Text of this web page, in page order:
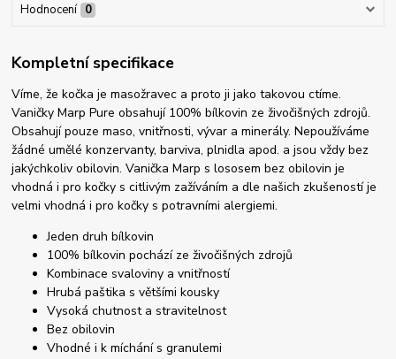
Hodnocení 0
Kompletní specifikace
Víme, že kočka je masožravec a proto ji jako takovou ctíme.
Vaničky Marp Pure obsahují 100% bílkovin ze živočišných zdrojů.
Obsahují pouze maso, vnitřnosti, vývar a minerály. Nepoužíváme
žádné umělé konzervanty, barviva, plnidla apod. a jsou vždy bez
jakýchkoliv obilovin. Vanička Marp s lososem bez obilovin je
vhodná i pro kočky s citlivým zažíváním a dle našich zkušeností je
velmi vhodná i pro kočky s potravními alergiemi.
Jeden druh bílkovin
100% bílkovin pochází ze živočišných zdrojů
Kombinace svaloviny a vnitřností
Hrubá paštika s většími kousky
Vysoká chutnost a stravitelnost
Bez obilovin
Vhodné i k míchání s granulemi